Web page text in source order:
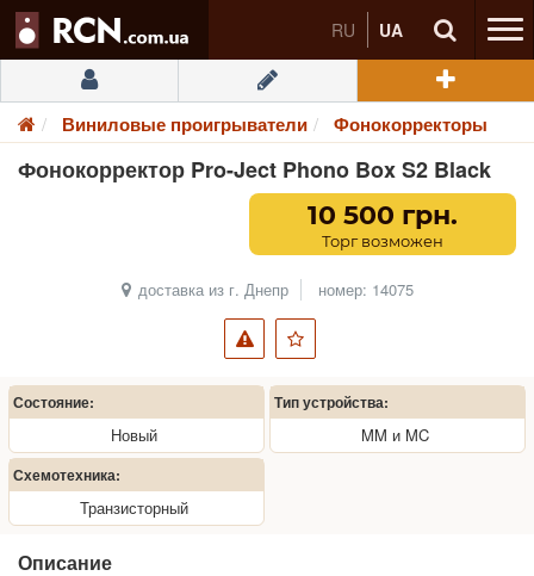
RU UA
Виниловые проигрыватели Фонокорректоры
Фонокорректор Pro-Ject Phono Box S2 Black
10 500 грн.
Торг возможен
доставка из г. Днепр номер: 14075
Состояние:
Новый
Тип устройства:
MM и MC
Схемотехника:
Транзисторный
Описание